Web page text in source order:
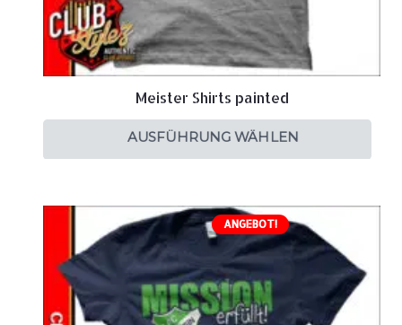
Meister Shirts painted
AUSFÜHRUNG WÄHLEN
ANGEBOT!